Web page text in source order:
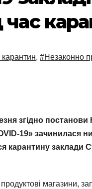
, #Незаконно
згідно
19» зачинилася
карантину заклади
магазини,